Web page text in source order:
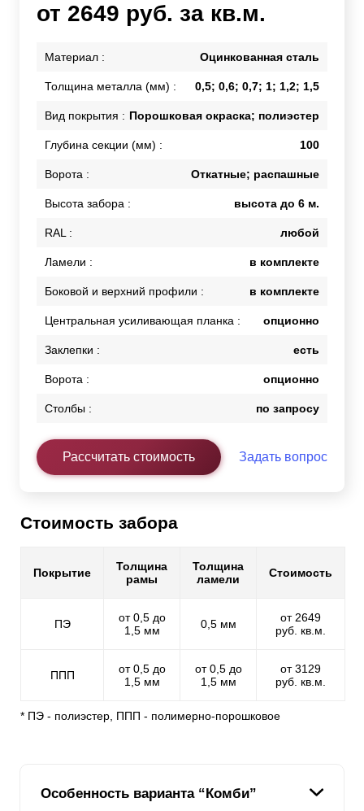
от 2649 руб. за кв.м.
Материал : Оцинкованная сталь
Толщина металла (мм) : 0,5; 0,6; 0,7; 1; 1,2; 1,5
Вид покрытия : Порошковая окраска; полиэстер
Глубина секции (мм) : 100
Ворота : Откатные; распашные
Высота забора : высота до 6 м.
RAL : любой
Ламели : в комплекте
Боковой и верхний профили : в комплекте
Центральная усиливающая планка : опционно
Заклепки : есть
Ворота : опционно
Столбы : по запросу
Рассчитать стоимость Задать вопрос
Стоимость забора
Покрытие
Толщина
рамы
Толщина
ламели
Стоимость
ПЭ
от 0,5 до
1,5 мм
0,5 мм
от 2649
руб. кв.м.
ППП
от 0,5 до
1,5 мм
от 0,5 до
1,5 мм
от 3129
руб. кв.м.
* ПЭ - полиэстер, ППП - полимерно-порошковое
Особенность варианта “Комби”